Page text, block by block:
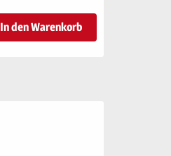
In den Warenkorb